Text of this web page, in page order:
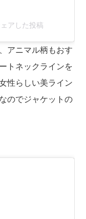
アした投稿
アニマル柄もおす
トネックラインを
性らしい美ライン
のでジャケットの